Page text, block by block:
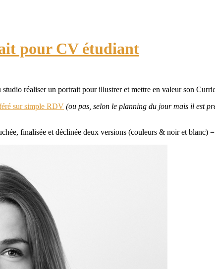
pour CV étudiant
réaliser un portrait pour illustrer et mettre en valeur son
sur simple RDV (ou pas, selon le planning du jour mais il est
finalisée et déclinée deux versions (couleurs & noir et blanc)